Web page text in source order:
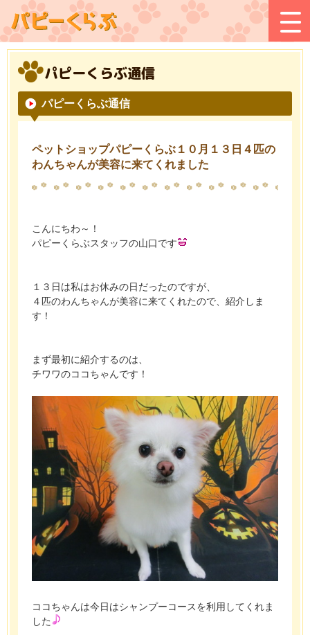
パピーくらぶ通信
パピーくらぶ通信
ペットショップパピーくらぶ１０月１３日４匹の
わんちゃんが美容に来てくれました
こんにちわ～！
パピーくらぶスタッフの山口です
１３日は私はお休みの日だったのですが、
４匹のわんちゃんが美容に来てくれたので、紹介しま
す！
まず最初に紹介するのは、
チワワのココちゃんです！
ココちゃんは今日はシャンプーコースを利用してくれま
した